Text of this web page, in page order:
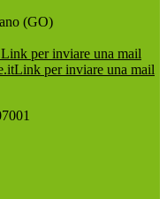
(GO)
Link per inviare una mail
Link per inviare una mail